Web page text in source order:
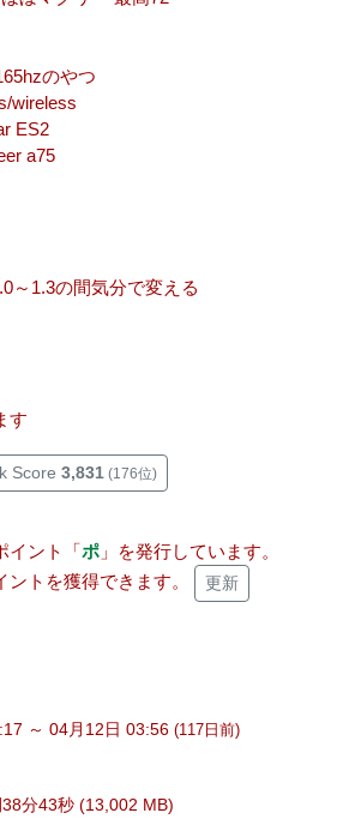
のやつ
wireless
ES2
a75
1.3の間気分で変える
す
Score 3,831 (176位)
イント「ポ 」を発行しています。
ントを獲得できます。 更新
～ 04月12日 03:56 (117 日 前)
分43秒 (13,002 MB)